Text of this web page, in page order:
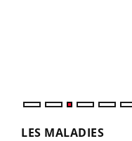
LES MALADIES